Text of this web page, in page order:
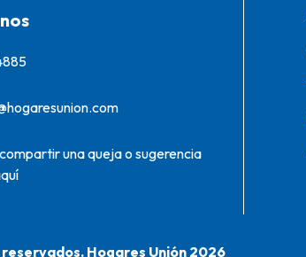
una queja o sugerencia
Hogares Unión 2026